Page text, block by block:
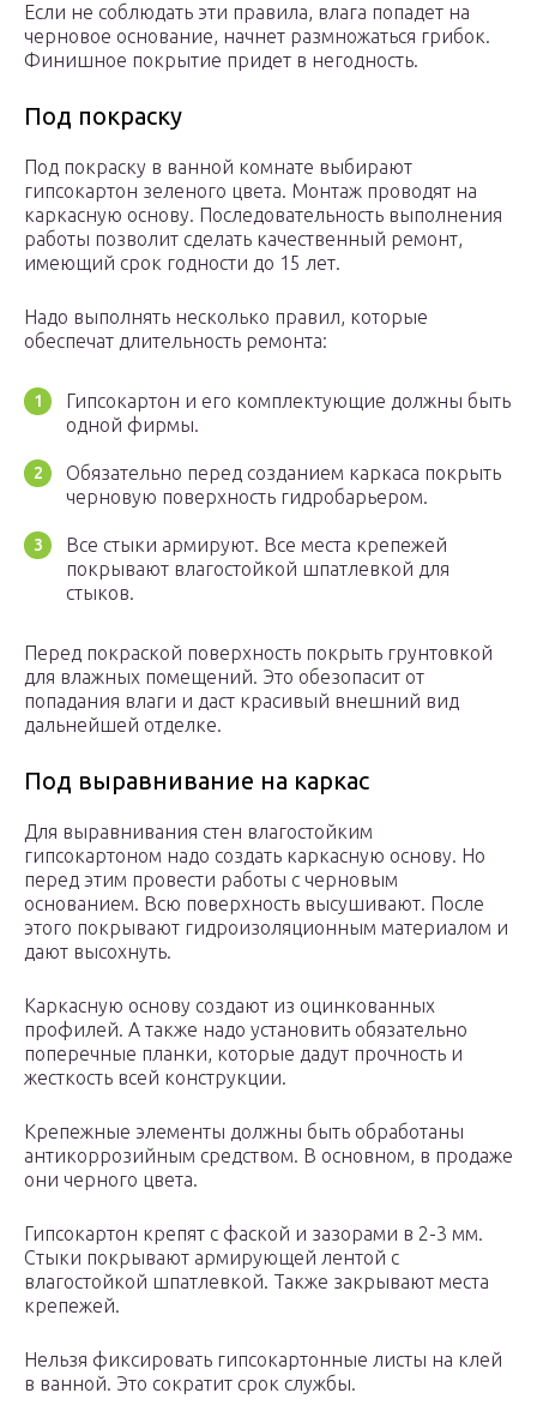
Если не соблюдать эти правила, влага попадет на
черновое основание, начнет размножаться грибок.
Финишное покрытие придет в негодность.
Под покраску
Под покраску в ванной комнате выбирают
гипсокартон зеленого цвета. Монтаж проводят на
каркасную основу. Последовательность выполнения
работы позволит сделать качественный ремонт,
имеющий срок годности до 15 лет.
Надо выполнять несколько правил, которые
обеспечат длительность ремонта:
Гипсокартон и его комплектующие должны быть
одной фирмы.
Обязательно перед созданием каркаса покрыть
черновую поверхность гидробарьером.
Все стыки армируют. Все места крепежей
покрывают влагостойкой шпатлевкой для
стыков.
Перед покраской поверхность покрыть грунтовкой
для влажных помещений. Это обезопасит от
попадания влаги и даст красивый внешний вид
дальнейшей отделке.
Под выравнивание на каркас
Для выравнивания стен влагостойким
гипсокартоном надо создать каркасную основу. Но
перед этим провести работы с черновым
основанием. Всю поверхность высушивают. После
этого покрывают гидроизоляционным материалом и
дают высохнуть.
Каркасную основу создают из оцинкованных
профилей. А также надо установить обязательно
поперечные планки, которые дадут прочность и
жесткость всей конструкции.
Крепежные элементы должны быть обработаны
антикоррозийным средством. В основном, в продаже
они черного цвета.
Гипсокартон крепят с фаской и зазорами в 2-3 мм.
Стыки покрывают армирующей лентой с
влагостойкой шпатлевкой. Также закрывают места
крепежей.
Нельзя фиксировать гипсокартонные листы на клей
в ванной. Это сократит срок службы.